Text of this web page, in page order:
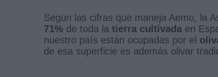
Según las cifras que maneja Aemo, la
71% de toda la tierra cultivada en
nuestro país están ocupadas por el
de esa superficie es además olivar